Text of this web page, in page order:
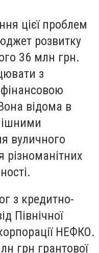
цієї проблем
розвитку
36 млн грн.
з
відома в
вуличного
різноманітних
з кредитно-
Північної
НЕФКО.
грн грантової